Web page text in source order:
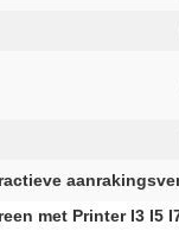
met Printer I3 I5